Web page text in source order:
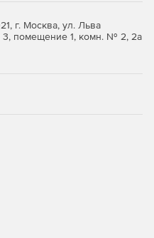
г. Москва, ул. Льва
3, помещение 1, комн. № 2, 2а